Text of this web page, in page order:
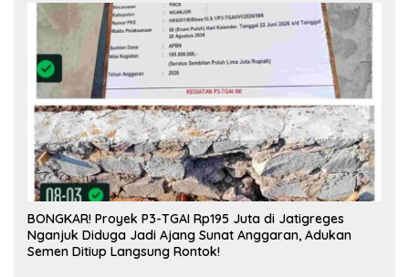
BONGKAR! Proyek P3-TGAI Rp195 Juta di Jatigreges
Nganjuk Diduga Jadi Ajang Sunat Anggaran, Adukan
Semen Ditiup Langsung Rontok!